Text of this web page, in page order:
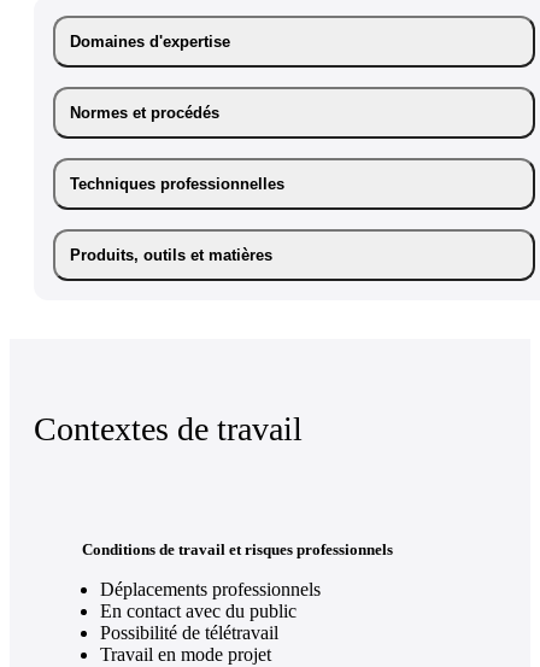
Domaines d'expertise
Normes et procédés
Techniques professionnelles
Produits, outils et matières
Contextes de travail
Conditions de travail et risques professionnels
Déplacements professionnels
En contact avec du public
Possibilité de télétravail
Travail en mode projet